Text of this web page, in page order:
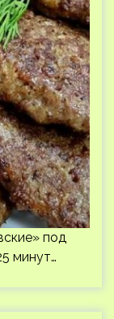
под
минут…